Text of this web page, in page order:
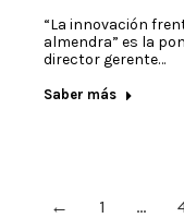
“La innovación
almendra” es la
director gerente…
Saber más
← 1 …